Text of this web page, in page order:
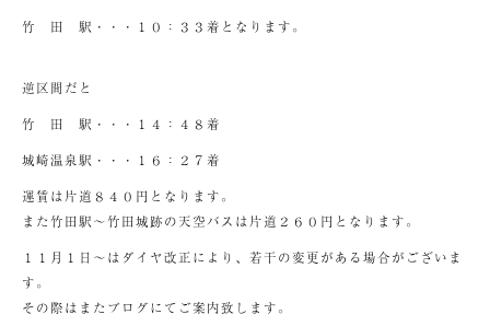
竹 田 駅・・・１０：３３着となります。
逆区間だと
竹 田 駅・・・１４：４８着
城崎温泉駅・・・１６：２７着
運賃は片道８４０円となります。
また竹田駅～竹田城跡の天空バスは片道２６０円となります。
１１月１日～はダイヤ改正により、若干の変更がある場合がございま
す。
その際はまたブログにてご案内致します。